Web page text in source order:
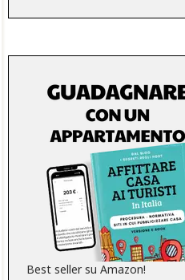
Best seller su Amazon!